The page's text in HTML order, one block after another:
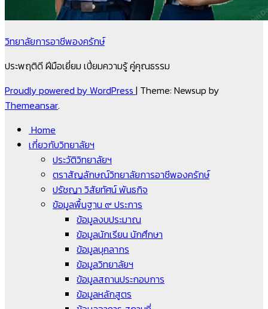
วิทยาลัยการอาชีพองครักษ์
ประพฤติดี ฝีมือเยี่ยม เปี่ยมความรู้ คู่คุณธรรม
Proudly powered by WordPress | Theme: Newsup by
Themeansar.
Home
เกี่ยวกับวิทยาลัยฯ
ประวัติวิทยาลัยฯ
ตราสัญลักษณ์วิทยาลัยการอาชีพองครักษ์
ปรัชญา วิสัยทัศน์ พันธกิจ
ข้อมูลพื้นฐาน ๙ ประการ
ข้อมูลงบประมาณ
ข้อมูลนักเรียน นักศึกษา
ข้อมูลบุคลากร
ข้อมูลวิทยาลัยฯ
ข้อมูลสถานประกอบการ
ข้อมูลหลักสูตร